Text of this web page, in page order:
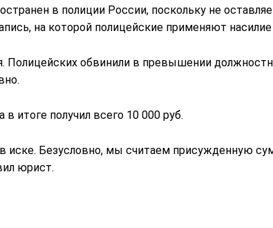
в полиции России, поскольку не
на которой полицейские применяют
Полицейских обвинили в превышении
итоге получил всего 10 000 руб.
иске. Безусловно, мы считаем присужденную
юрист.